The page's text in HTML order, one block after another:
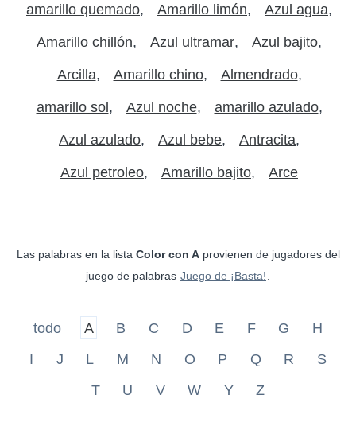
amarillo quemado Amarillo limón Azul agua
Amarillo chillón Azul ultramar Azul bajito
Arcilla Amarillo chino Almendrado
amarillo sol Azul noche amarillo azulado
Azul azulado Azul bebe Antracita
Azul petroleo Amarillo bajito Arce
Las palabras en la lista Color con Aprovienen de jugadores del
juego de palabras Juego de ¡Basta!
todo A B C D E F G
H
I
J L M N O P Q R
S
T
U V W Y Z